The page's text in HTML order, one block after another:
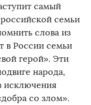
самый
семьи
слова из
в России семьи
герой». Эти
народа,
исключения
со злом».